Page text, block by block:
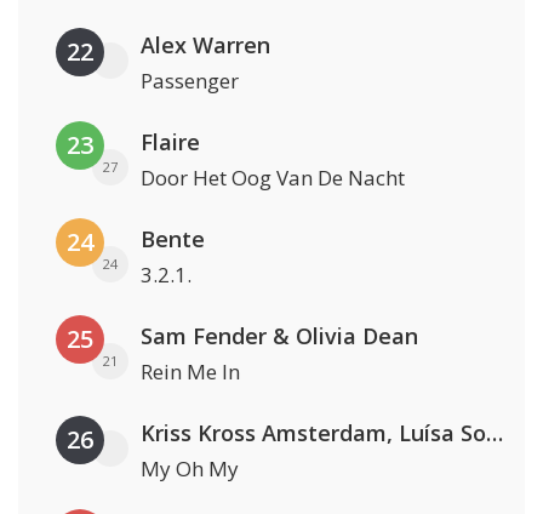
22 Alex Warren
Passenger
23
27
Flaire
Door Het Oog Van De Nacht
24
24
Bente
3.2.1.
25
21
Sam Fender & Olivia Dean
Rein Me In
26 Kriss Kross Amsterdam, Luísa Sonza & Willy William
My Oh My